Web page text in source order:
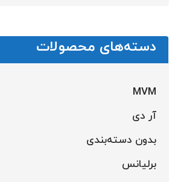
دسته‌های محصولات
MVM
آر دی
بدون دسته‌بندی
برلیانس